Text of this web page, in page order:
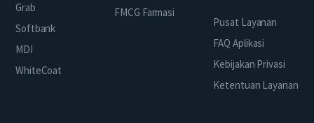
Grab
Softbank
MDI
WhiteCoat
FMCG Farmasi
Pusat Layanan
FAQ Aplikasi
Kebijakan Privasi
Ketentuan Layanan